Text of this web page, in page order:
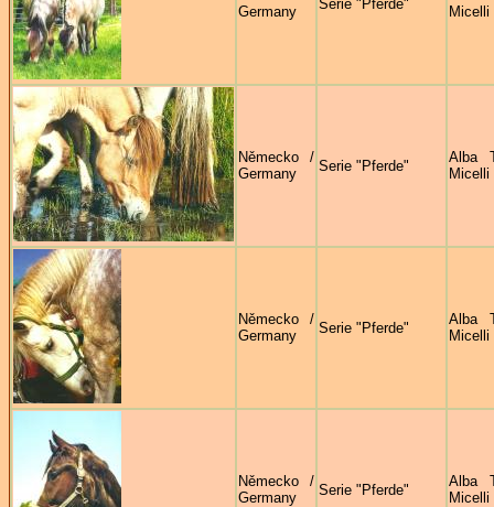
Germany
Serie "Pferde"
Micelli
Německo /
Germany
Serie "Pferde"
Alba
Micelli
Německo /
Germany
Serie "Pferde"
Alba
Micelli
Německo /
Germany
Serie "Pferde"
Alba
Micelli